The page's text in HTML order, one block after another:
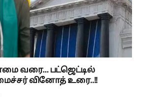
வரை... பட்ஜெட்டில்
வினோத் உரை..!!